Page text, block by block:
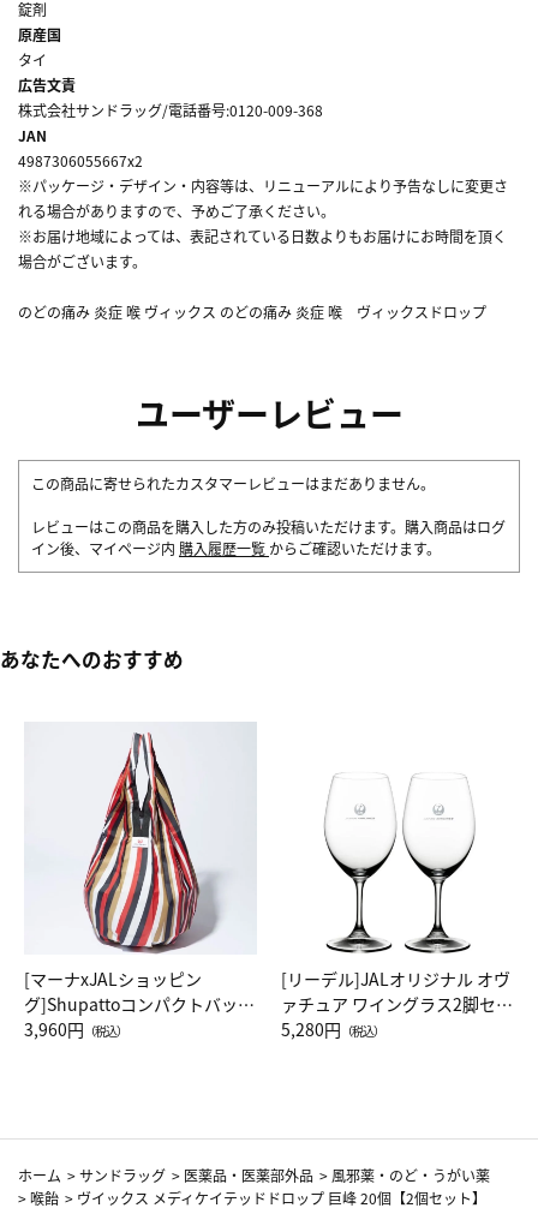
錠剤
原産国
タイ
広告文責
株式会社サンドラッグ/電話番号:0120-009-368
JAN
4987306055667x2
※パッケージ・デザイン・内容等は、リニューアルにより予告なしに変更さ
れる場合がありますので、予めご了承ください。
※お届け地域によっては、表記されている日数よりもお届けにお時間を頂く
場合がございます。
のどの痛み 炎症 喉 ヴィックス のどの痛み 炎症 喉 ヴィックスドロップ
ユーザーレビュー
この商品に寄せられたカスタマーレビューはまだありません。
レビューはこの商品を購入した方のみ投稿いただけます。購入商品はログ
イン後、マイページ内 購入履歴一覧 からご確認いただけます。
あなたへのおすすめ
[マーナxJALショッピン
グ]Shupattoコンパクトバッグ
Drop JAL客室乗務員（LC）ス
3,960円 （税込）
[リーデル]JALオリジナル オヴ
ァチュア ワイングラス2脚セッ
ト（レッドワイン）
5,280円 （税込）
ホーム >サンドラッグ > 医薬品・医薬部外品 > 風邪薬・のど・うがい薬
>喉飴 > ヴイックス メディケイテッドドロップ 巨峰 20個【2個セット】